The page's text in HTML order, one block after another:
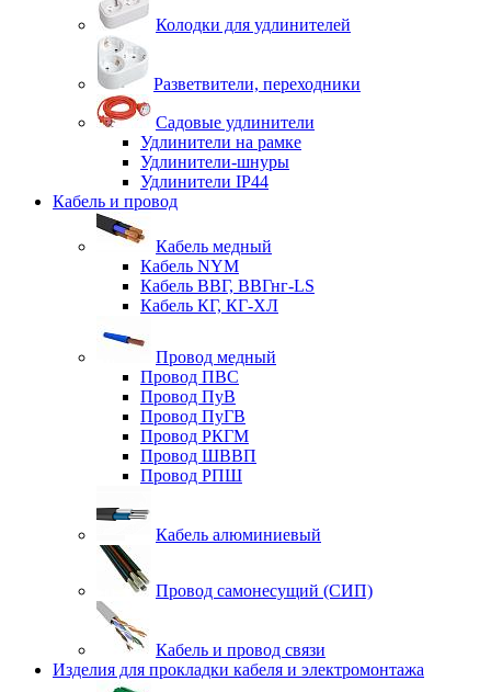
Колодки для удлинителей
Разветвители, переходники
Садовые удлинители
Удлинители на рамке
Удлинители-шнуры
Удлинители IP44
Кабель и провод
Кабель медный
Кабель NYM
Кабель ВВГ, ВВГнг-LS
Кабель КГ, КГ-ХЛ
Провод медный
Провод ПВС
Провод ПуВ
Провод ПуГВ
Провод РКГМ
Провод ШВВП
Провод РПШ
Кабель алюминиевый
Провод самонесущий (СИП)
Кабель и провод связи
Изделия для прокладки кабеля и электромонтажа